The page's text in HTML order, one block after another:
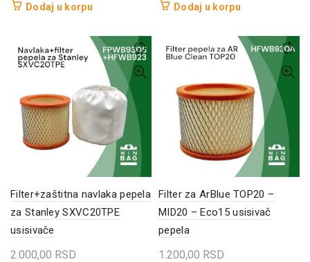
Dodaj u korpu Dodaj u korpu
Filter+zaštitna navlaka pepela
za Stanley SXVC20TPE
usisivače
2.000,00 RSD
Filter za ArBlue TOP20 –
MID20 – Eco15 usisivač
pepela
1.200,00 RSD